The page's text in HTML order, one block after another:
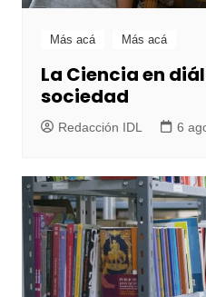
Más acá Más acá
La Ciencia en
sociedad
Redacción IDL 6